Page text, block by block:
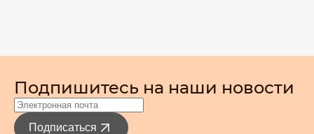
Подпишитесь на наши новости
Подписаться